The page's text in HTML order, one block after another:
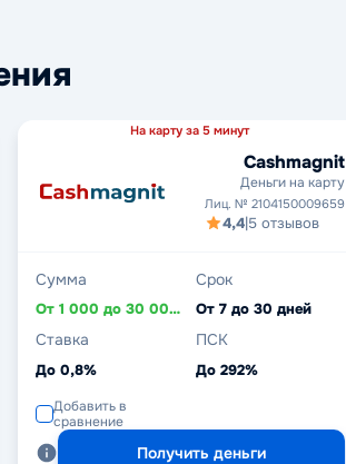
На карту за 5 минут
Cashmagnit
Деньги на карту
Лиц. № 2104150009659
4,4|5 отзывов
Сумма
От 1 000 до 30 000 ₽
Срок
От 7 до 30 дней
Ставка
До 0,8%
ПСК
До 292%
Добавить в
сравнение
Получить деньги